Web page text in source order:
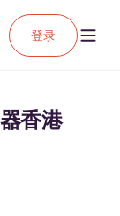
登录
香港